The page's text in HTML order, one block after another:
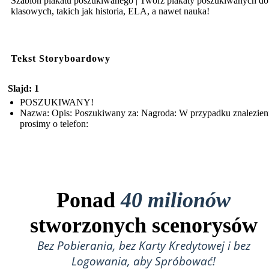
klasowych, takich jak historia, ELA, a nawet nauka!
Tekst Storyboardowy
Slajd: 1
POSZUKIWANY!
Nazwa: Opis: Poszukiwany za: Nagroda: W przypadku
prosimy o telefon:
Ponad40 milionów
stworzonych scenorysów
Bez Pobierania, bez Karty Kredytowej i bez
Logowania, aby Spróbować!